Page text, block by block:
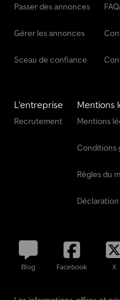
Passer des annonces
Gérer les annonces
Sceau de confiance
L'entreprise
Recrutement
Mentions
Mentions
Conditions
Règles du
Blog Facebook X